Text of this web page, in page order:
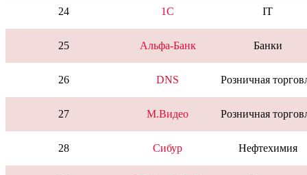
24 1C IT
25 Альфа-Банк Банки
26 DNS Розничная
27 М.Видео Розничная
28 Сибур Нефтехимия